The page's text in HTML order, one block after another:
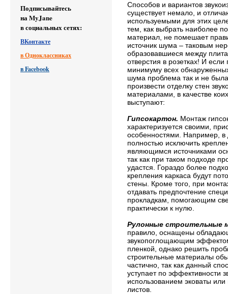
Подписывайтесь
на MyJane
в социальных сетях:
ВКонтакте
в Одноклассниках
в Facebook
Способов и вариантов
существует немало, и
используемыми для этих
тем, как выбрать наиболее
материал, не помешает
источник шума – таковым
образовавшиеся между
отверстия в розетках! И если
минимуму всех
шума проблема так и не
произвести отделку стен
материалами, в качестве
выступают:
Гипсокартон. Монтаж
характеризуется своими,
особенностями. Например, в
полностью исключить
являющимся источниками
так как при таком подходе
удастся. Гораздо более
крепления каркаса будут
стены. Кроме того, при
отдавать предпочтение
прокладкам, помогающим
практически к нулю.
Рулонные строительные
правило, оснащены
звукопоглощающим
пленкой, однако решить
строительные материалы
частично, так как данный
уступает по эффективности
использованием эковаты или
листов.